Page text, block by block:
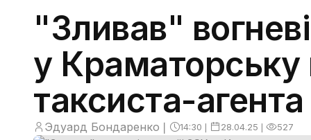
"Зливав"
у Краматорську
таксиста-
Эдуард Бондаренко ❘ 14:30 ❘ 28.04.25 ❘ 527